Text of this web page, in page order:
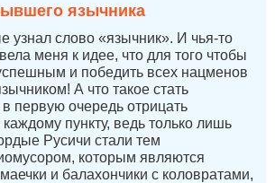
язычника
узнал слово «язычник». И чья-то
меня к идее, что для того чтобы
и победить всех нацменов
А что такое стать
первую очередь отрицать
пункту, ведь только лишь
Русичи стали тем
которым являются
и балахончики с коловратами,